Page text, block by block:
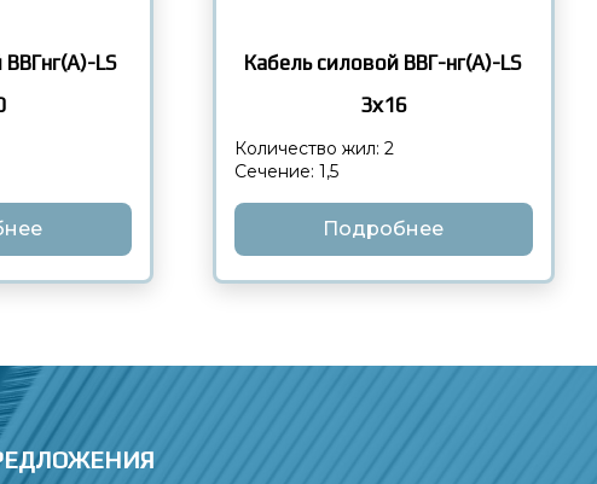
LS
Кабель силовой ВВГ-нг(А)-LS
3х16
Количество жил: 2
Сечение: 1,5
Подробнее